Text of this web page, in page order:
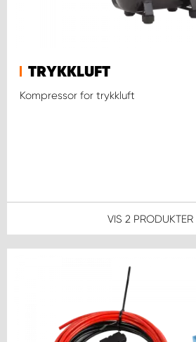
TRYKKLUFT
Kompressor for trykkluft
VIS 2 PRODUKTER